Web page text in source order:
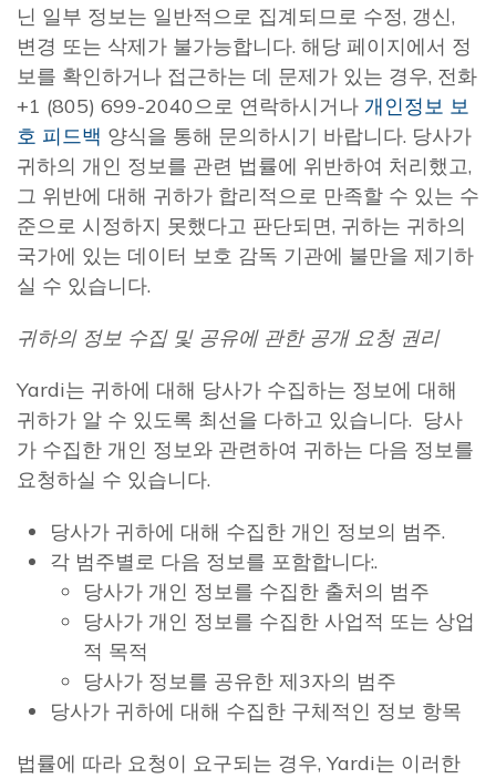
닌 일부 정보는 일반적으로 집계되므로 수정, 갱신,
변경 또는 삭제가 불가능합니다. 해당 페이지에서 정
보를 확인하거나 접근하는 데 문제가 있는 경우, 전화
+1 (805) 699-2040으로 연락하시거나 개인정보 보
호 피드백 양식을 통해 문의하시기 바랍니다. 당사가
귀하의 개인 정보를 관련 법률에 위반하여 처리했고,
그 위반에 대해 귀하가 합리적으로 만족할 수 있는 수
준으로 시정하지 못했다고 판단되면, 귀하는 귀하의
국가에 있는 데이터 보호 감독 기관에 불만을 제기하
실 수 있습니다.
귀하의 정보 수집 및 공유에 관한 공개 요청 권리
Yardi는 귀하에 대해 당사가 수집하는 정보에 대해
귀하가 알 수 있도록 최선을 다하고 있습니다. 당사
가 수집한 개인 정보와 관련하여 귀하는 다음 정보를
요청하실 수 있습니다.
당사가 귀하에 대해 수집한 개인 정보의 범주.
각 범주별로 다음 정보를 포함합니다:.
당사가 개인 정보를 수집한 출처의 범주
당사가 개인 정보를 수집한 사업적 또는 상업
적 목적
당사가 정보를 공유한 제3자의 범주
당사가 귀하에 대해 수집한 구체적인 정보 항목
법률에 따라 요청이 요구되는 경우, Yardi는 이러한